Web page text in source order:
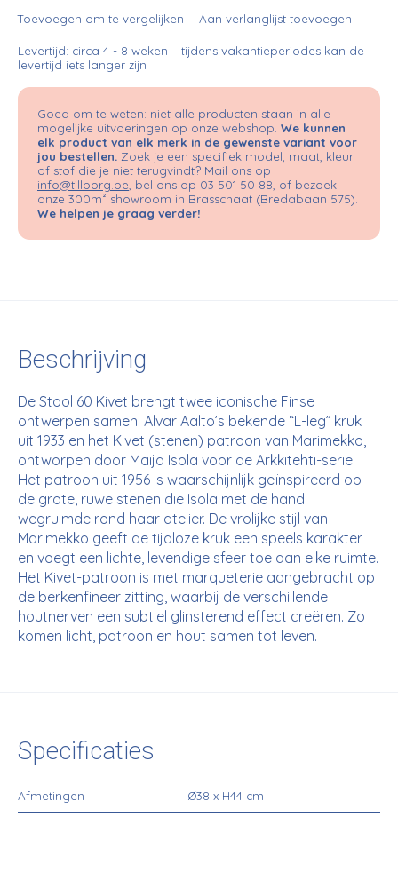
Toevoegen om te vergelijken Aan verlanglijst toevoegen
Levertijd: circa 4 - 8 weken – tijdens vakantieperiodes kan de
levertijd iets langer zijn
Goed om te weten: niet alle producten staan in alle
mogelijke uitvoeringen op onze webshop. We kunnen
elk product van elk merk in de gewenste variant voor
jou bestellen. Zoek je een specifiek model, maat, kleur
of stof die je niet terugvindt? Mail ons op
info@tillborg.be , bel ons op 03 501 50 88, of bezoek
onze 300m² showroom in Brasschaat (Bredabaan 575).
We helpen je graag verder!
Beschrijving
De Stool 60 Kivet brengt twee iconische Finse
ontwerpen samen: Alvar Aalto’s bekende “L-leg” kruk
uit 1933 en het Kivet (stenen) patroon van Marimekko,
ontworpen door Maija Isola voor de Arkkitehti-serie.
Het patroon uit 1956 is waarschijnlijk geïnspireerd op
de grote, ruwe stenen die Isola met de hand
wegruimde rond haar atelier. De vrolijke stijl van
Marimekko geeft de tijdloze kruk een speels karakter
en voegt een lichte, levendige sfeer toe aan elke ruimte.
Het Kivet-patroon is met marqueterie aangebracht op
de berkenfineer zitting, waarbij de verschillende
houtnerven een subtiel glinsterend effect creëren. Zo
komen licht, patroon en hout samen tot leven.
Specificaties
Afmetingen Ø38 x H44 cm